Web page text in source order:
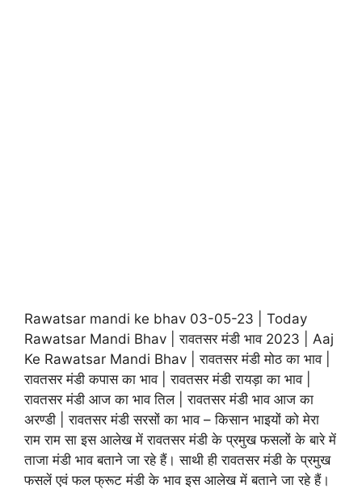
Rawatsar mandi ke bhav 03-05-23 | Today
Rawatsar Mandi Bhav | रावतसर मंडी भाव 2023 | Aaj
Ke Rawatsar Mandi Bhav | रावतसर मंडी मोठ का भाव |
रावतसर मंडी कपास का भाव | रावतसर मंडी रायड़ा का भाव |
रावतसर मंडी आज का भाव तिल | रावतसर मंडी भाव आज का
अरण्डी | रावतसर मंडी सरसों का भाव – किसान भाइयों को मेरा
राम राम सा इस आलेख में रावतसर मंडी के प्रमुख फसलों के बारे में
ताजा मंडी भाव बताने जा रहे हैं। साथी ही रावतसर मंडी के प्रमुख
फसलें एवं फल फ्रूट मंडी के भाव इस आलेख में बताने जा रहे हैं।